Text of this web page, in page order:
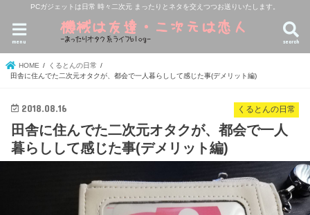
PCガジェットは日常 時々二次元 まったりとネタを交えつつお送りいたします。
search
menu
HOME
くるとんの日常
田舎に住んでた二次元オタクが、都会で一人暮らしして感じた事(デメリット編)
くるとんの日常
2018.08.16
田舎に住んでた二次元オタクが、都会で一人
暮らしして感じた事(デメリット編)